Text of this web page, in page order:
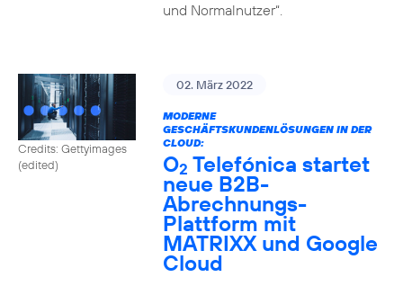
und Normalnutzer“.
Credits: Gettyimages
(edited)
02. März 2022
MODERNE
GESCHÄFTSKUNDENLÖSUNGEN IN DER
CLOUD:
O2 Telefónica startet
neue B2B-
Abrechnungs-
Plattform mit
MATRIXX und Google
Cloud